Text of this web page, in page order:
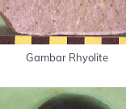
Gambar Rhyolite